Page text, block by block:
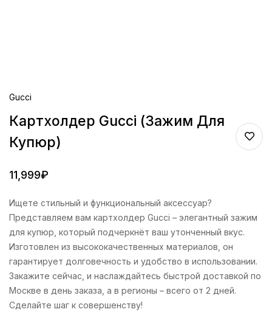
Gucci
Картхолдер Gucci (Зажим Для
Купюр)
11,999₽
Ищете стильный и функциональный аксессуар?
Представляем вам картхолдер Gucci – элегантный зажим
для купюр, который подчеркнёт ваш утонченный вкус.
Изготовлен из высококачественных материалов, он
гарантирует долговечность и удобство в использовании.
Закажите сейчас, и наслаждайтесь быстрой доставкой по
Москве в день заказа, а в регионы – всего от 2 дней.
Сделайте шаг к совершенству!